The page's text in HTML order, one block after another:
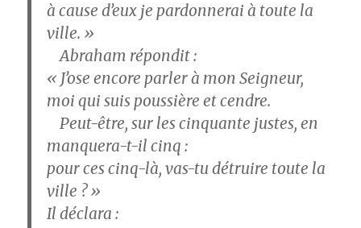
à cause d’eux je pardonnerai à toute la
ville. »
Abraham répondit :
« J’ose encore parler à mon Seigneur,
moi qui suis poussière et cendre.
Peut-être, sur les cinquante justes, en
manquera-t-il cinq :
pour ces cinq-là, vas-tu détruire toute la
ville ? »
Il déclara :